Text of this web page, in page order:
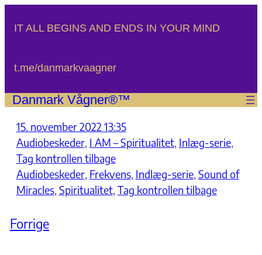
IT ALL BEGINS AND ENDS IN YOUR MIND
t.me/danmarkvaagner
Danmark Vågner®™
15. november 2022 13:35
Audiobeskeder, I AM – Spiritualitet, Inlæg-serie
Tag kontrollen tilbage
Audiobeskeder, Frekvens, Indlæg-serie, Sound of
Miracles, Spiritualitet, Tag kontrollen tilbage
Forrige